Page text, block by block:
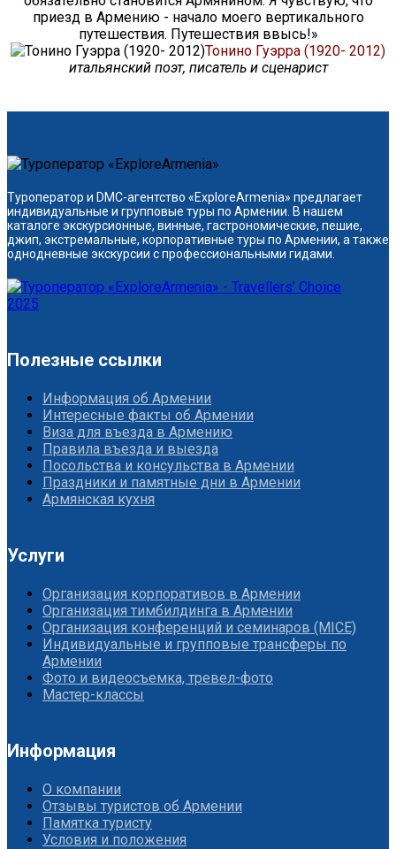
приезд в Армению - начало моего вертикального
путешествия. Путешествия ввысь!»
Тонино Гуэрра (1920- 2012)
итальянский поэт, писатель и сценарист
Туроператор и DMC-агентство «ExploreArmenia» предлагает
индивидуальные и групповые туры по Армении. В нашем
каталоге экскурсионные, винные, гастрономические, пешие,
джип, экстремальные, корпоративные туры по Армении, а также
однодневные экскурсии с профессиональными гидами.
Полезные ссылки
Информация об Армении
Интересные факты об Армении
Виза для въезда в Армению
Правила въезда и выезда
Посольства и консульства в Армении
Праздники и памятные дни в Армении
Армянская кухня
Услуги
Организация корпоративов в Армении
Организация тимбилдинга в Армении
Организация конференций и семинаров (MICE)
Индивидуальные и групповые трансферы по
Армении
Фото и видеосъемка, тревел-фото
Мастер-классы
Информация
О компании
Отзывы туристов об Армении
Памятка туристу
Условия и положения